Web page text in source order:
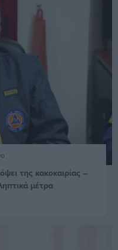
της κακοκαιρίας –
μέτρα